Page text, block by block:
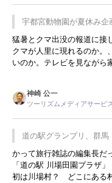
宇都宮動物園が夏休み企
開催
猛暑とクマ出没の報道に接
クマが人里に現れるのか。
いのか。テレビを見ながら
んてことは、冗談でもいえ
神崎 公一
ツーリズムメディアサービ
道の駅グランプリ、群馬
かって旅行雑誌の編集長だ
「道の駅 川場田園プラザ
初は川場村？ どこにある